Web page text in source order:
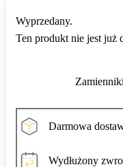
Wyprzedany.
Ten produkt nie jest już
Darmowa
Wydłużony